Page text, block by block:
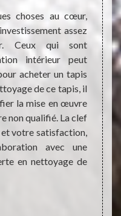
choses au cœur,
assez
Ceux qui sont
intérieur peut
acheter un tapis
de ce tapis, il
la mise en œuvre
non qualifié. La clef
votre satisfaction,
avec une
en nettoyage de
qui
coût
tout
Vaux